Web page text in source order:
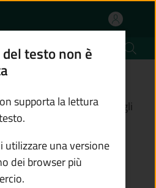
locale
un'altra scheda).
dei comuni degli
locale
testo non è
supporta la lettura
utilizzare una versione
dei browser più